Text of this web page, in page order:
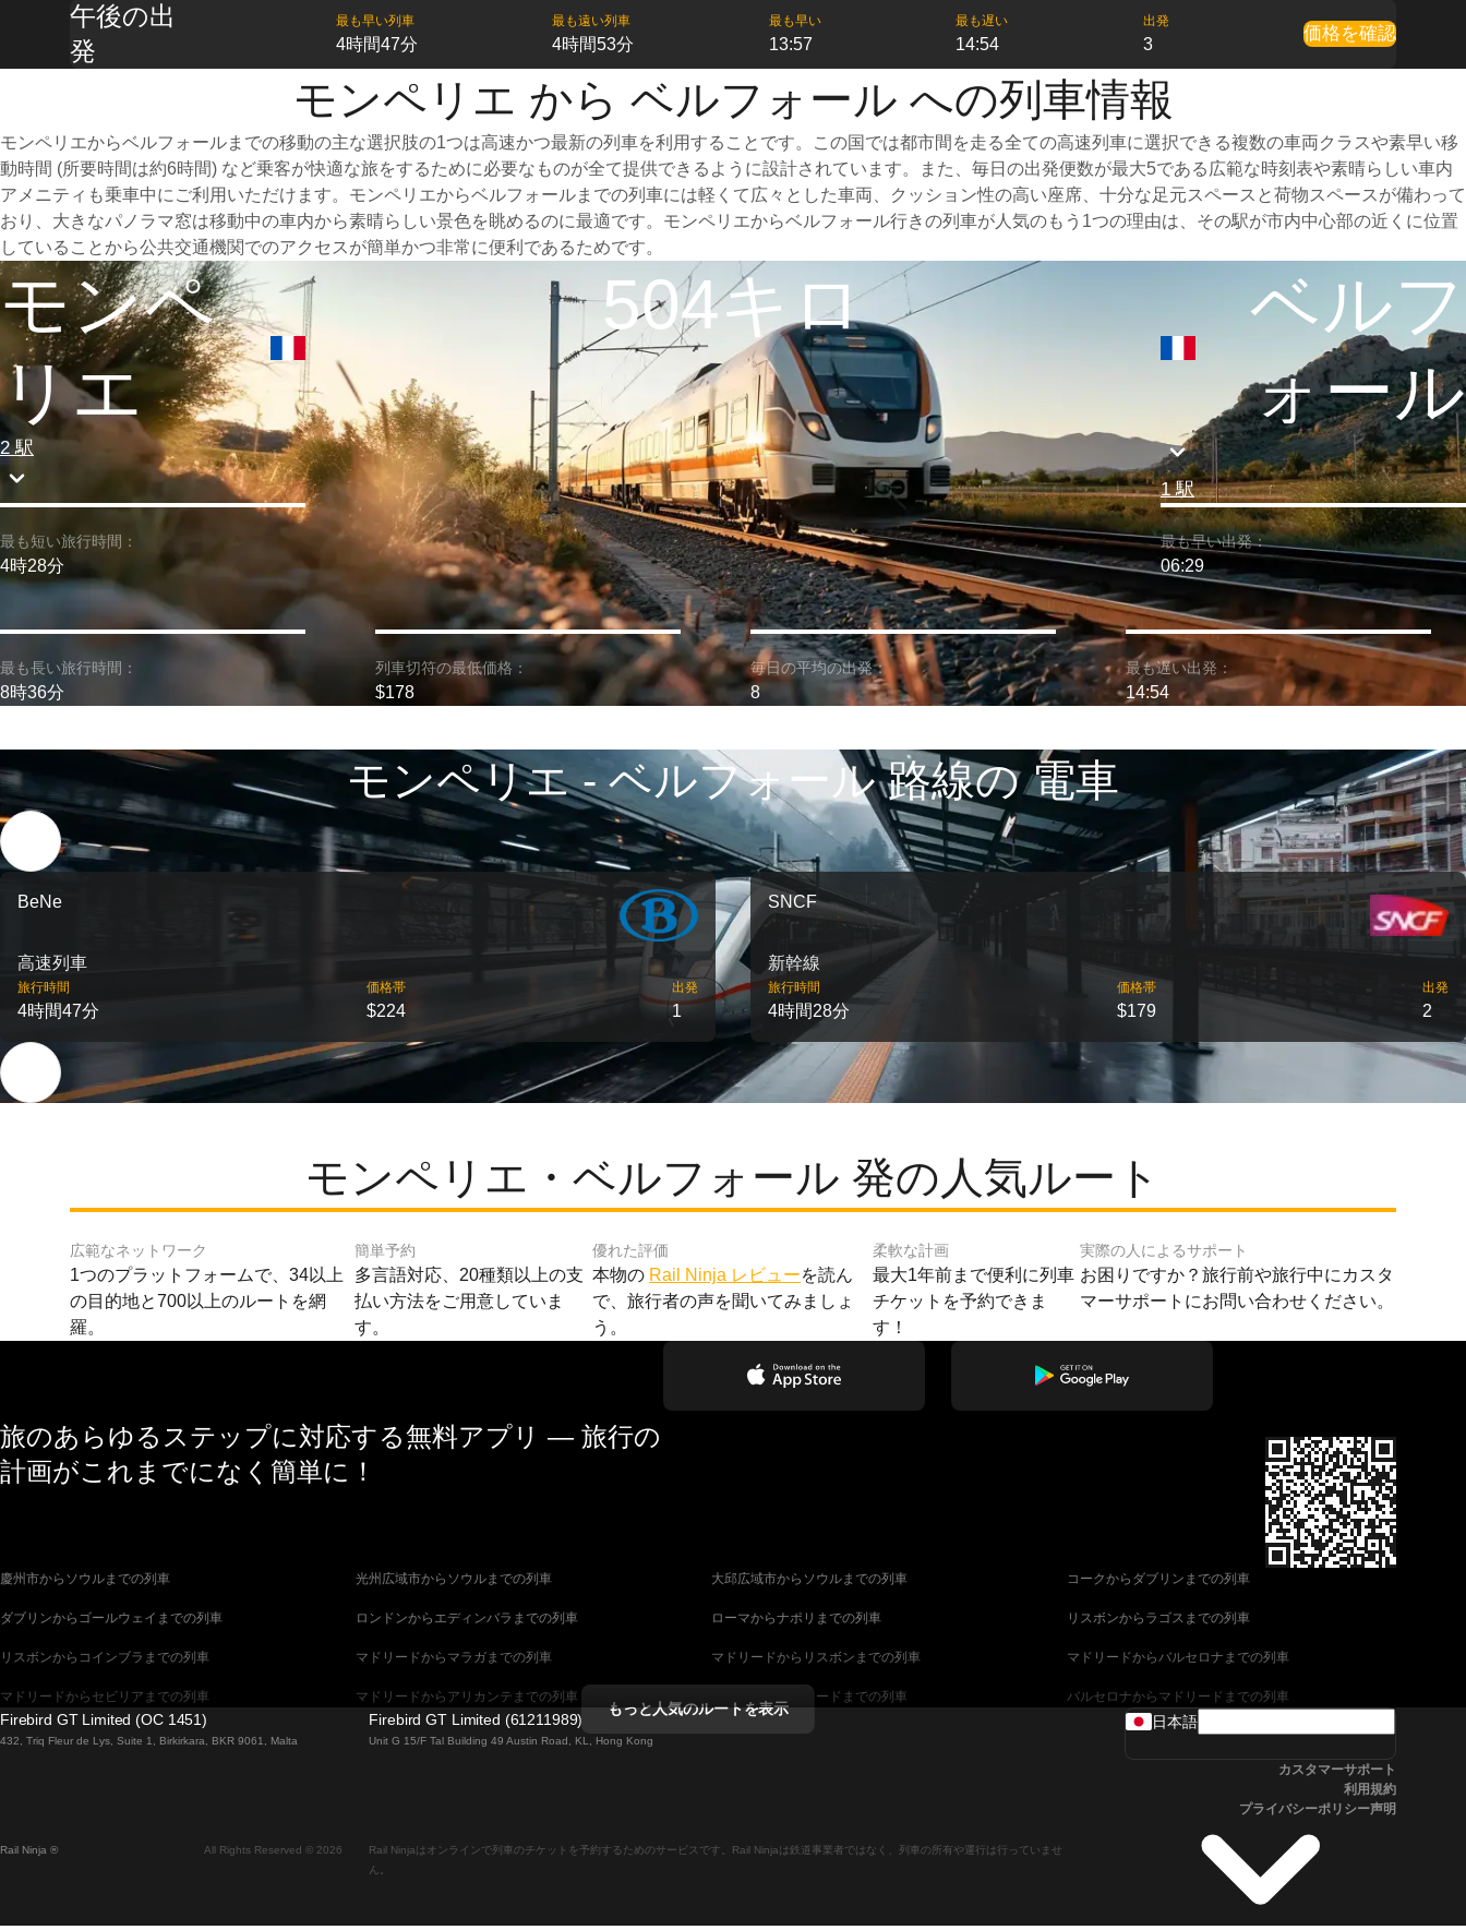
午後の出
発
最も早い列車
4時間47分
最も遠い列車
4時間53分
最も早い
13:57
最も遅い
14:54
出発
3
価格を確認
モンペリエ から ベルフォール への列車情報
モンペリエからベルフォールまでの移動の主な選択肢の1つは高速かつ最新の列車を利用することです。この国では都市間を走る全ての高速列車に選択できる複数の車両クラスや素早い移
動時間 (所要時間は約6時間) など乗客が快適な旅をするために必要なものが全て提供できるように設計されています。また、毎日の出発便数が最大5である広範な時刻表や素晴らしい車内
アメニティも乗車中にご利用いただけます。モンペリエからベルフォールまでの列車には軽くて広々とした車両、クッション性の高い座席、十分な足元スペースと荷物スペースが備わって
おり、大きなパノラマ窓は移動中の車内から素晴らしい景色を眺めるのに最適です。モンペリエからベルフォール行きの列車が人気のもう1つの理由は、その駅が市内中心部の近くに位置
していることから公共交通機関でのアクセスが簡単かつ非常に便利であるためです。
モンペ
リエ
2 駅
504キロ
ベルフ
ォール
1 駅
最も短い旅行時間：
4時28分
最も早い出発：
06:29
最も長い旅行時間：
8時36分
列車切符の最低価格：
$178
毎日の平均の出発：
8
最も遅い出発：
14:54
モンペリエ - ベルフォール 路線の 電車
BeNe
高速列車
旅行時間
4時間47分
価格帯
$224
出発
1
SNCF
新幹線
旅行時間
4時間28分
価格帯
$179
出発
2
モンペリエ・ベルフォール 発の人気ルート
広範なネットワーク
1つのプラットフォームで、34以上
の目的地と700以上のルートを網
羅。
簡単予約
多言語対応、20種類以上の支
払い方法をご用意していま
す。
優れた評価
本物の Rail Ninja レビューを読ん
で、旅行者の声を聞いてみましょ
う。
柔軟な計画
最大1年前まで便利に列車
チケットを予約できま
す！
実際の人によるサポート
お困りですか？旅行前や旅行中にカスタ
マーサポートにお問い合わせください。
旅のあらゆるステップに対応する無料アプリ — 旅行の
計画がこれまでになく簡単に！
慶州市からソウルまでの列車 光州広域市からソウルまでの列車 大邱広域市からソウルまでの列車 コークからダブリンまでの列車
ダブリンからゴールウェイまでの列車 ロンドンからエディンバラまでの列車 ローマからナポリまでの列車 リスボンからラゴスまでの列車
リスボンからコインブラまでの列車 マドリードからマラガまでの列車 マドリードからリスボンまでの列車 マドリードからバルセロナまでの列車
マドリードからセビリアまでの列車 マドリードからアリカンテまでの列車 マラガからマドリードまでの列車 バルセロナからマドリードまでの列車
バルセロナからセビリアまでの列車 バルセロナからマラガまでの列車 ヴェネツィアからローマまでの列車
ウィーンからザルツブルクまでの列車
アリカンテからマドリードまでの列車
エディンバラからロンドンまでの列車 ザルツブルクからウィーンまでの列車 キャンベラからシドニーまでの列車 フィレンツェからヴェネツィアまでの列車
ローマからフィレンツェまでの列車
もっと人気のルートを表示
Firebird GT Limited (OC 1451)
432, Triq Fleur de Lys, Suite 1, Birkirkara, BKR 9061, Malta
Firebird GT Limited (61211989)
Unit G 15/F Tal Building 49 Austin Road, KL, Hong Kong
Rail Ninja ® All Rights Reserved © 2026
Rail Ninjaはオンラインで列車のチケットを予約するためのサービスです。Rail Ninjaは鉄道事業者ではなく、列車の所有や運行は行っていませ
ん。
日本語
カスタマーサポート
利用規約
プライバシーポリシー声明